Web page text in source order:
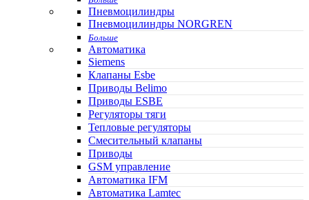
Пневмоцилиндры
Пневмоцилиндры NORGREN
Больше
Автоматика
Siemens
Клапаны Esbe
Приводы Belimo
Приводы ESBE
Регуляторы тяги
Тепловые регуляторы
Cмесительный клапаны
Приводы
GSM управление
Автоматика IFM
Автоматика Lamtec